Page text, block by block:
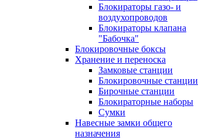
Блокираторы газо- и
воздухопроводов
Блокираторы клапана
"Бабочка"
Блокировочные боксы
Хранение и переноска
Замковые станции
Блокировочные станции
Бирочные станции
Блокираторные наборы
Сумки
Навесные замки общего
назначения